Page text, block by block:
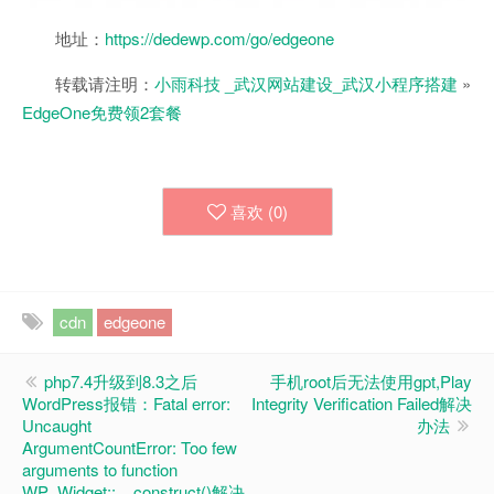
地址： https://dedewp.com/go/edgeone
转载请注明： 小雨科技 _武汉网站建设_武汉小程序搭建 »
EdgeOne免费领2套餐
喜欢 (0)
cdn edgeone
php7.4升级到8.3之后
WordPress报错：Fatal error:
Uncaught
ArgumentCountError: Too few
arguments to function
手机root后无法使用gpt,Play
Integrity Verification Failed解决
办法